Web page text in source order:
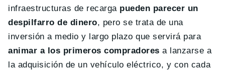
infraestructuras de recarga pueden parecer un
despilfarro de dinero, pero se trata de una
inversión a medio y largo plazo que servirá para
animar a los primeros compradoresa lanzarse a
la adquisición de un vehículo eléctrico, y con cada